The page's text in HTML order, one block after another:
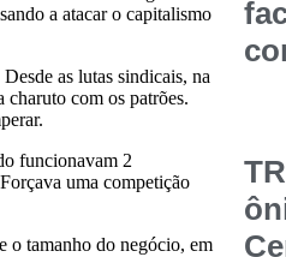
a atacar o capitalismo
as lutas sindicais, na
charuto com os patrões.
funcionavam 2
uma competição
o tamanho do negócio, em